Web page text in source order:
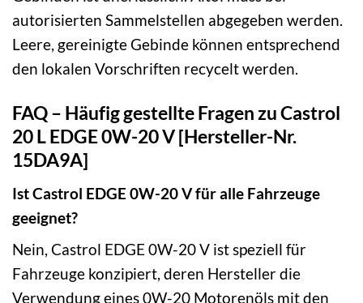
autorisierten Sammelstellen abgegeben werden.
Leere, gereinigte Gebinde können entsprechend
den lokalen Vorschriften recycelt werden.
FAQ – Häufig gestellte Fragen zu Castrol
20 L EDGE 0W-20 V [Hersteller-Nr.
15DA9A]
Ist Castrol EDGE 0W-20 V für alle Fahrzeuge
geeignet?
Nein, Castrol EDGE 0W-20 V ist speziell für
Fahrzeuge konzipiert, deren Hersteller die
Verwendung eines 0W-20 Motorenöls mit den